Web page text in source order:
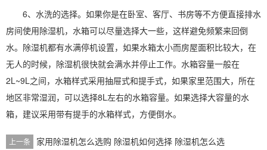
6、水洗的选择。如果你是在卧室、客厅、书房等不方便直接排水
房间使用除湿机，水箱可以尽量选择大一些，这样避免频繁来回倒
水。除湿机都有水满停机设置，如果水箱太小而房屋面积比较大，在
无人的时候，除湿机很快就会满水并停止工作。水箱容量一般在
2L~9L之间，水箱样式采用抽屉式和提手式，如果家里范围大，所在
地区非常湿润，可以选择8L左右的水箱容量。如果选择大容量的水
箱，建议采用带有提手的水箱样式，方便倒水。
上一条 家用除湿机怎么选购 除湿机如何选择 除湿机怎么选